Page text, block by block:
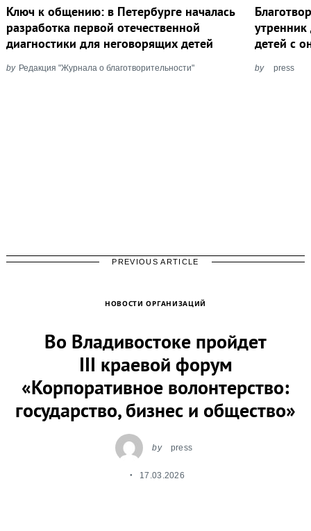
Ключ к общению: в Петербурге началась
разработка первой отечественной
диагностики для неговорящих детей
by Редакция "Журнала о благотворительности"
детей с
by press
PREVIOUS ARTICLE
НОВОСТИ ОРГАНИЗАЦИЙ
Во Владивостоке пройдет
III краевой форум
«Корпоративное волонтерство:
государство, бизнес и общество»
by press
17.03.2026